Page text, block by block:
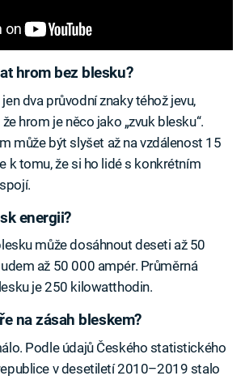
hrom bez blesku?
dva průvodní znaky téhož jevu,
hrom je něco jako „zvuk blesku“.
může být slyšet až na vzdálenost 15
k tomu, že si ho lidé s konkrétním
energii?
může dosáhnout deseti až 50
až 50 000 ampér. Průměrná
je 250 kilowatthodin.
na zásah bleskem?
Podle údajů Českého statistického
v desetiletí 2010–2019 stalo